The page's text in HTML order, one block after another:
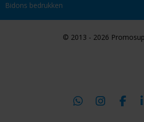
Bidons bedrukken
© 2013 - 2026